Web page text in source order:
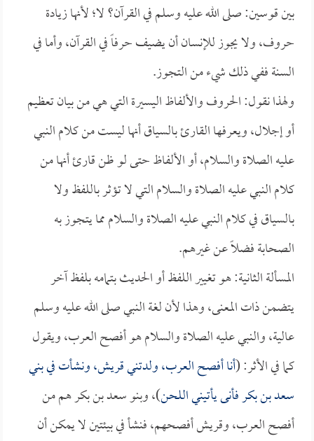
بين قوسين: صلى الله عليه وسلم في القرآن؟ لا؛ لأنها زيادة
حروف، ولا يجوز للإنسان أن يضيف حرفاً في القرآن، وأما في
السنة ففي ذلك شيء من التجوز.
ولهذا نقول: الحروف والألفاظ اليسيرة التي هي من بيان تعظيم
أو إجلال، ويعرفها القارئ بالسياق أنها ليست من كلام النبي
عليه الصلاة والسلام، أو الألفاظ حتى لو ظن قارئ أنها من
كلام النبي عليه الصلاة والسلام التي لا تؤثر باللفظ ولا
بالسياق في كلام النبي عليه الصلاة والسلام مما يتجوز به
الصحابة فضلاً عن غيرهم.
المسألة الثانية: هو تغيير اللفظ أو الحديث بتمامه بلفظ آخر
يتضمن ذات المعنى، وهذا لأن لغة النبي صلى الله عليه وسلم
عالية، والنبي عليه الصلاة والسلام هو أفصح العرب، ويقول
كما في الأثر: (أنا أفصح العرب، ولدتني قريش، ونشأت في بني
سعد بن بكر فأنى يأتيني اللحن)، وبنو سعد بن بكر هم من
أفصح العرب، وقريش أفصحهم، فنشأ في بيئتين لا يمكن أن